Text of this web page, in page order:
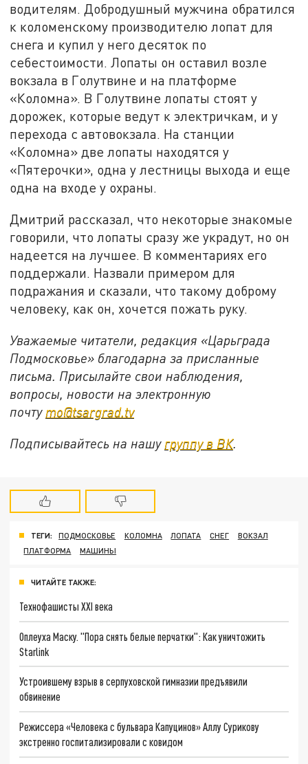
водителям. Добродушный мужчина обратился
к коломенскому производителю лопат для
снега и купил у него десяток по
себестоимости. Лопаты он оставил возле
вокзала в Голутвине и на платформе
«Коломна». В Голутвине лопаты стоят у
дорожек, которые ведут к электричкам, и у
перехода с автовокзала. На станции
«Коломна» две лопаты находятся у
«Пятерочки», одна у лестницы выхода и еще
одна на входе у охраны.
Дмитрий рассказал, что некоторые знакомые
говорили, что лопаты сразу же украдут, но он
надеется на лучшее. В комментариях его
поддержали. Назвали примером для
подражания и сказали, что такому доброму
человеку, как он, хочется пожать руку.
Уважаемые читатели, редакция «Царьграда
Подмосковье» благодарна за присланные
письма. Присылайте свои наблюдения,
вопросы, новости на электронную
почту mo@tsargrad.tv
Подписывайтесь на нашу группу в ВК.
ТЕГИ: ПОДМОСКОВЬЕ КОЛОМНА ЛОПАТА СНЕГ
ВОКЗАЛ
ПЛАТФОРМА
МАШИНЫ
ЧИТАЙТЕ ТАКЖЕ:
Технофашисты XXI века
Оплеуха Маску. "Пора снять белые перчатки": Как уничтожить
Starlink
Устроившему взрыв в серпуховской гимназии предъявили
обвинение
Режиссера «Человека с бульвара Капуцинов» Аллу Сурикову
экстренно госпитализировали с ковидом